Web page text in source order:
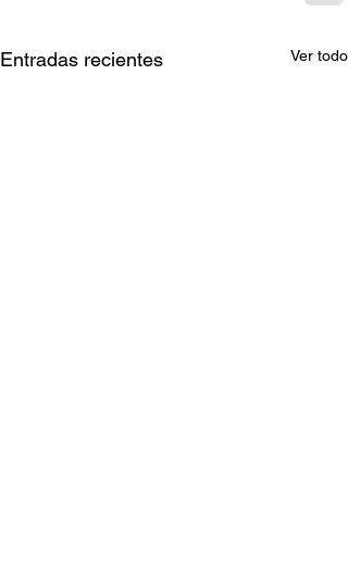
Entradas recientes Ver todo